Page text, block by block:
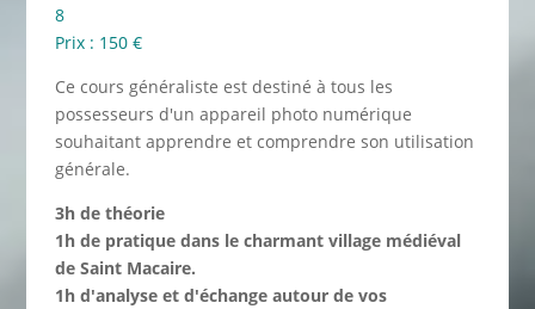
8
Prix : 150 €
Ce cours généraliste est destiné à tous les
possesseurs d'un appareil photo numérique
souhaitant apprendre et comprendre son utilisation
générale.
3h de théorie
1h de pratique dans le charmant village médiéval
de Saint Macaire.
1h d'analyse et d'échange autour de vos